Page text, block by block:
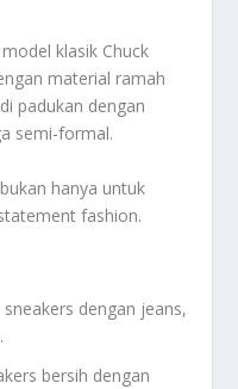
klasik Chuck
material ramah
padukan dengan
semi-formal.
hanya untuk
fashion.
dengan jeans,
bersih dengan